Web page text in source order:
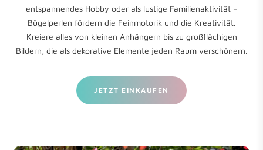
entspannendes Hobby oder als lustige Familienaktivität –
Bügelperlen fördern die Feinmotorik und die Kreativität.
Kreiere alles von kleinen Anhängern bis zu großflächigen
Bildern, die als dekorative Elemente jeden Raum verschönern.
JETZT EINKAUFEN